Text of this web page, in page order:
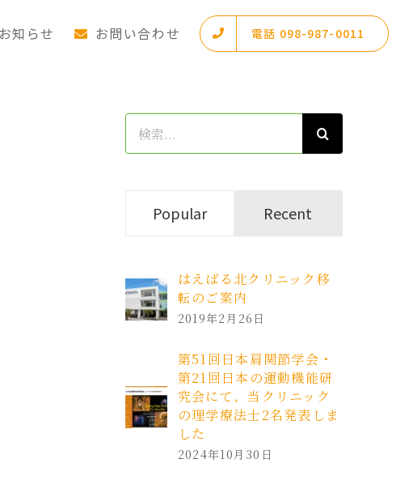
お知らせ お問い合わせ 電話 098-987-0011
Popular Recent
はえばる北クリニック移
転のご案内
2019年2月26日
第51回日本肩関節学会・
第21回日本の運動機能研
究会にて、当クリニック
の理学療法士2名発表しま
した
2024年10月30日